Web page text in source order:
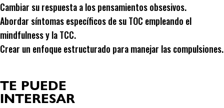
Cambiar su respuesta a los pensamientos obsesivos.
Abordar síntomas específicos de su TOC empleando el
mindfulness y la TCC.
Crear un enfoque estructurado para manejar las compulsiones.
TE PUEDE
INTERESAR